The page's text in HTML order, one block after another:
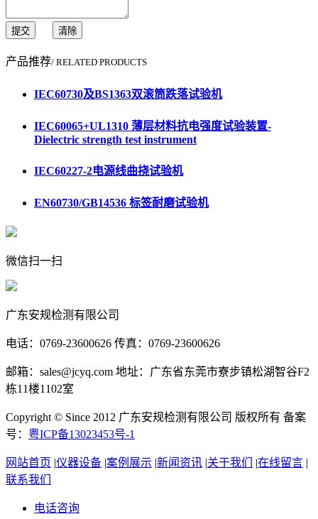
提交 清除
产品推荐/ RELATED PRODUCTS
IEC60730及BS1363双滚筒跌落试验机
IEC60065+UL1310 薄层材料抗电强度试验装置-
Dielectric strength test instrument
IEC60227-2电源线曲挠试验机
EN60730/GB14536 标签耐磨试验机
微信扫一扫
广东安规检测有限公司
电话：0769-23600626 传真：0769-23600626
邮箱：sales@jcyq.com 地址：广东省东莞市寮步镇松湖智谷F2
栋11楼1102室
Copyright © Since 2012 广东安规检测有限公司 版权所有 备案
号： 粤ICP备13023453号-1
网站首页 |仪器设备 |案例展示 |新闻资讯 |关于我们 |在线留言 |
联系我们
电话咨询